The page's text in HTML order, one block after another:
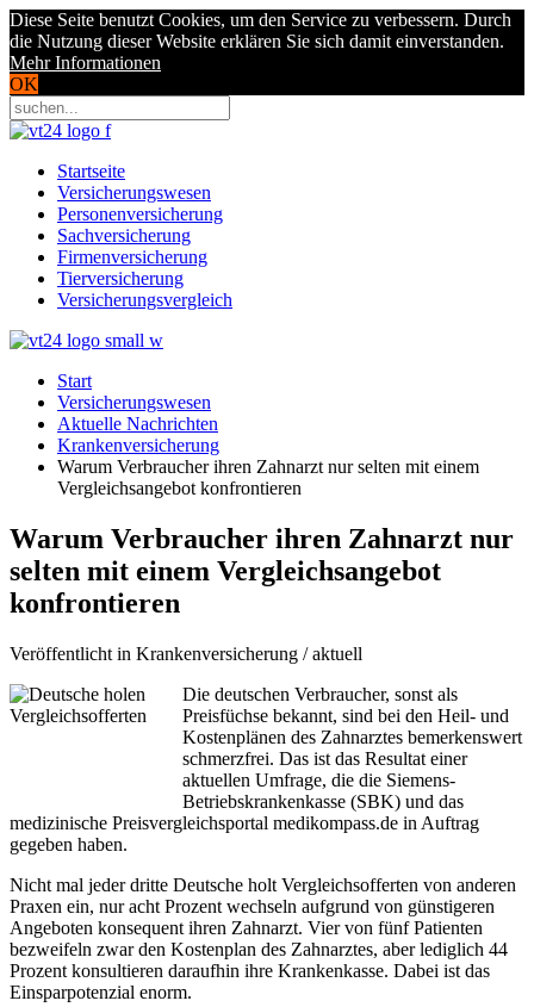
Diese Seite benutzt Cookies, um den Service zu verbessern. Durch
die Nutzung dieser Website erklären Sie sich damit einverstanden.
Mehr Informationen
OK
Startseite
Versicherungswesen
Personenversicherung
Sachversicherung
Firmenversicherung
Tierversicherung
Versicherungsvergleich
Start
Versicherungswesen
Aktuelle Nachrichten
Krankenversicherung
Warum Verbraucher ihren Zahnarzt nur selten mit einem
Vergleichsangebot konfrontieren
Warum Verbraucher ihren Zahnarzt nur
selten mit einem Vergleichsangebot
konfrontieren
Veröffentlicht in Krankenversicherung / aktuell
Die deutschen Verbraucher, sonst als
Preisfüchse bekannt, sind bei den Heil- und
Kostenplänen des Zahnarztes bemerkenswert
schmerzfrei. Das ist das Resultat einer
aktuellen Umfrage, die die Siemens-
Betriebskrankenkasse (SBK) und das
medizinische Preisvergleichsportal medikompass.de in Auftrag
gegeben haben.
Nicht mal jeder dritte Deutsche holt Vergleichsofferten von anderen
Praxen ein, nur acht Prozent wechseln aufgrund von günstigeren
Angeboten konsequent ihren Zahnarzt. Vier von fünf Patienten
bezweifeln zwar den Kostenplan des Zahnarztes, aber lediglich 44
Prozent konsultieren daraufhin ihre Krankenkasse. Dabei ist das
Einsparpotenzial enorm.